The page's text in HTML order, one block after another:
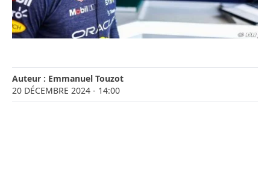
Auteur : Emmanuel Touzot
20 DÉCEMBRE 2024 - 14:00